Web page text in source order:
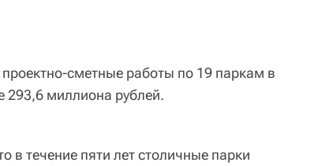
сметные работы по 19 паркам в
293,6 миллиона рублей.
в течение пяти лет столичные парки